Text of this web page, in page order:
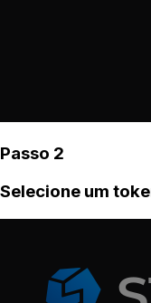
Passo 2
Selecione um